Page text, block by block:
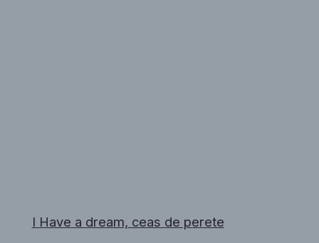
I Have a dream, ceas de perete